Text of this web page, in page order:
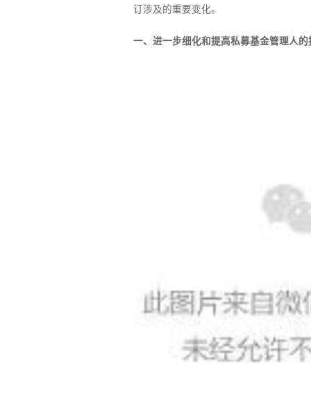
订涉及的重要变化。
一、进一步细化和提高私募基金管理人